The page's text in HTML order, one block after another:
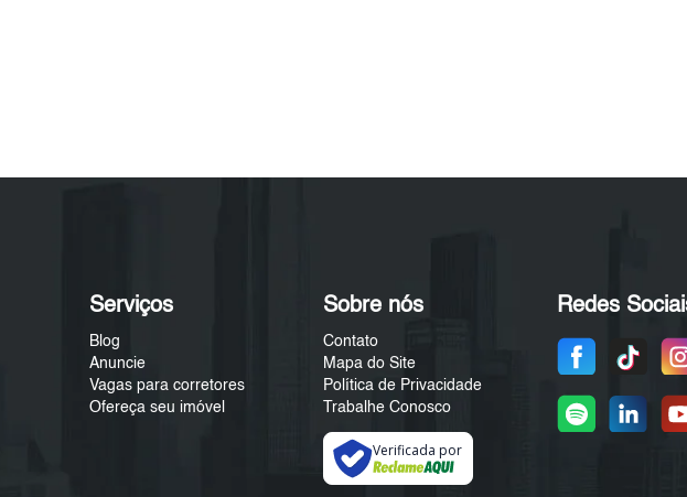
Serviços
Blog
Anuncie
Vagas para corretores
Ofereça seu imóvel
Sobre nós
Contato
Mapa do Site
Política de Privacidade
Trabalhe Conosco
Verificada por
Redes